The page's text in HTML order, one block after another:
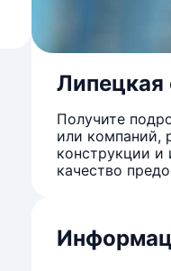
Липецкая
Получите
или компаний,
конструкции и
качество